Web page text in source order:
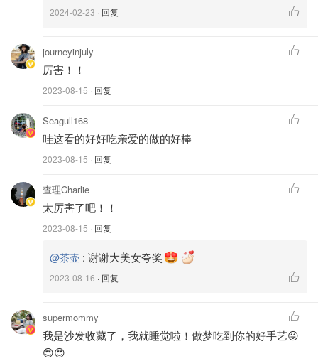
♥️亲测奶酪换成煎豆腐(firm/老豆腐)也好吃
食材:
1小勺=5ml / 1大勺=15ml / 1杯=240ml
2024-02-23 · 回复
journeyinjuly
厉害！！
2023-08-15 · 回复
Seagull168
哇这看的好好吃亲爱的做的好棒
2023-08-15 · 回复
查理Charlie
太厉害了吧！！
2023-08-15 · 回复
@茶壶 : 谢谢大美女夸奖
2023-08-16 · 回复
supermommy
我是沙发收藏了，我就睡觉啦！做梦吃到你的好手艺😜
😍😍